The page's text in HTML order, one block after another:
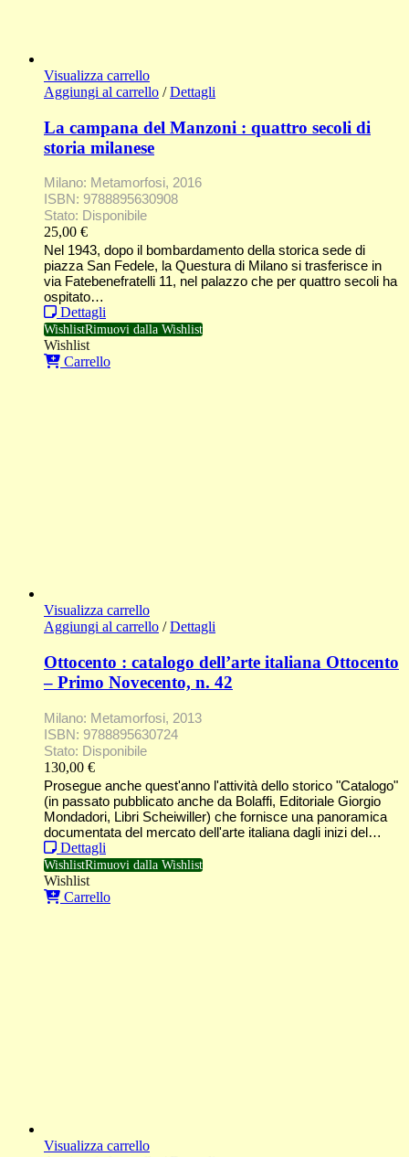
Visualizza carrello
Aggiungi al carrello / Dettagli
La campana del Manzoni : quattro secoli di
storia milanese
Milano: Metamorfosi, 2016
ISBN: 9788895630908
Stato: Disponibile
25,00 €
Nel 1943, dopo il bombardamento della storica sede di
piazza San Fedele, la Questura di Milano si trasferisce in
via Fatebenefratelli 11, nel palazzo che per quattro secoli ha
ospitato…
Dettagli
WishlistRimuovi dalla Wishlist
Wishlist
Carrello
Visualizza carrello
Aggiungi al carrello / Dettagli
Ottocento : catalogo dell’arte italiana Ottocento
– Primo Novecento, n. 42
Milano: Metamorfosi, 2013
ISBN: 9788895630724
Stato: Disponibile
130,00 €
Prosegue anche quest'anno l'attività dello storico "Catalogo"
(in passato pubblicato anche da Bolaffi, Editoriale Giorgio
Mondadori, Libri Scheiwiller) che fornisce una panoramica
documentata del mercato dell'arte italiana dagli inizi del…
Dettagli
WishlistRimuovi dalla Wishlist
Wishlist
Carrello
Visualizza carrello